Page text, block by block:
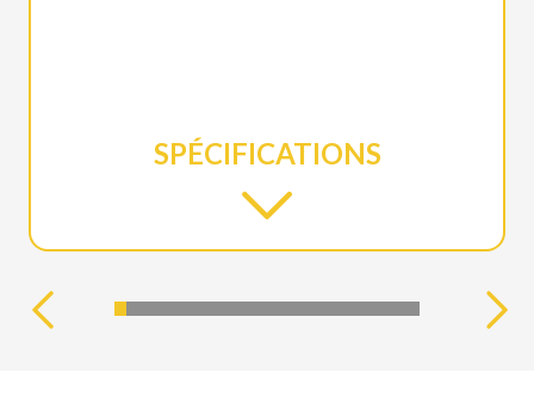
SPÉCIFICATIONS